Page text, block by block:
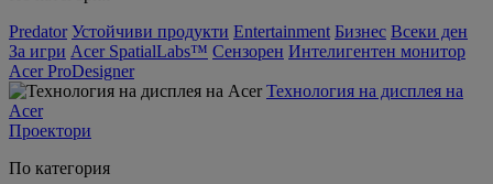
Predator Устойчиви продукти Entertainment Бизнес Всеки ден
За игри Acer SpatialLabs™ Сензорен Интелигентен монитор
Acer ProDesigner
Технология на дисплея на
Acer
Проектори
По категория